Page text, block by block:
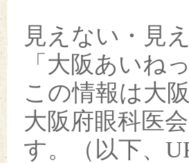
見えない・見
「大阪あいね
この情報は大
大阪府眼科医
す。（以下、